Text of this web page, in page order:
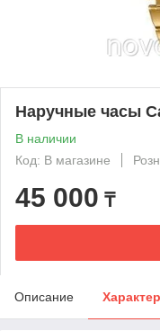
Наручные часы
В наличии
Код: В магазине
45 000 ₸
Описание